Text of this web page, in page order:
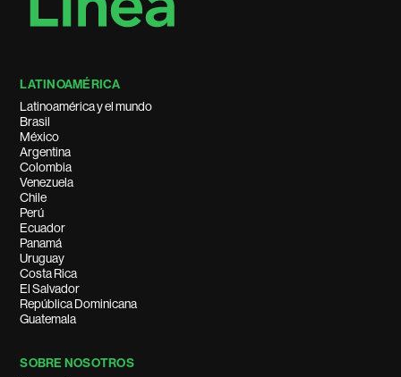
LATINOAMÉRICA
Latinoamérica y el mundo
Brasil
México
Argentina
Colombia
Venezuela
Chile
Perú
Ecuador
Panamá
Uruguay
Costa Rica
El Salvador
República Dominicana
Guatemala
SOBRE NOSOTROS